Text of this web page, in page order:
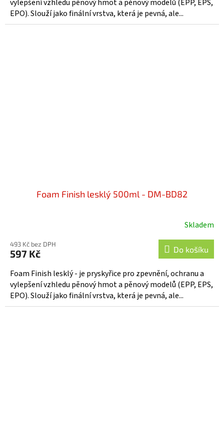
vylepšení vzhledu pěnový hmot a pěnový modelů (EPP, EPS,
EPO). Slouží jako finální vrstva, která je pevná, ale...
Foam Finish lesklý 500ml - DM-BD82
Skladem
493 Kč bez DPH
597 Kč Do košíku
Foam Finish lesklý - je pryskyřice pro zpevnění, ochranu a
vylepšení vzhledu pěnový hmot a pěnový modelů (EPP, EPS,
EPO). Slouží jako finální vrstva, která je pevná, ale...